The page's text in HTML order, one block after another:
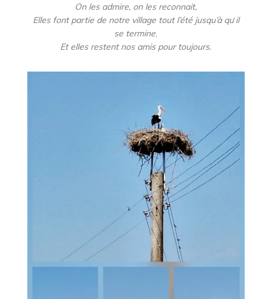
On les admire, on les reconnait,
Elles font partie de notre village tout l’été jusqu’à qu‘il
se termine,
Et elles restent nos amis pour toujours.